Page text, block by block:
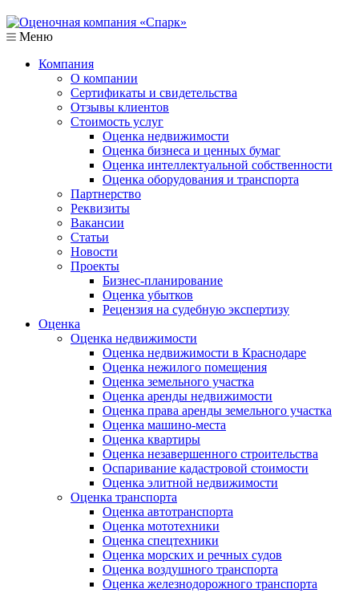
Меню
Компания
О компании
Сертификаты и свидетельства
Отзывы клиентов
Стоимость услуг
Оценка недвижимости
Оценка бизнеса и ценных бумаг
Оценка интеллектуальной собственности
Оценка оборудования и транспорта
Партнерство
Реквизиты
Вакансии
Статьи
Новости
Проекты
Бизнес-планирование
Оценка убытков
Рецензия на судебную экспертизу
Оценка
Оценка недвижимости
Оценка недвижимости в Краснодаре
Оценка нежилого помещения
Оценка земельного участка
Оценка аренды недвижимости
Оценка права аренды земельного участка
Оценка машино-места
Оценка квартиры
Оценка незавершенного строительства
Оспаривание кадастровой стоимости
Оценка элитной недвижимости
Оценка транспорта
Оценка автотранспорта
Оценка мототехники
Оценка спецтехники
Оценка морских и речных судов
Оценка воздушного транспорта
Оценка железнодорожного транспорта